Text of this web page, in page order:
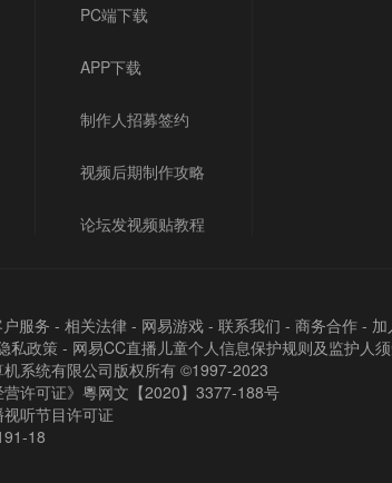
PC端下载
APP下载
制作人招募签约
视频后期制作攻略
论坛发视频贴教程
服务 - 相关法律 - 网易游戏 - 联系我们 - 商务合作 - 加
私政策 - 网易CC直播儿童个人信息保护规则及监护人
机系统有限公司版权所有 ©1997-2023
营许可证》粵网文【2020】3377-188号
听节目许可证
18